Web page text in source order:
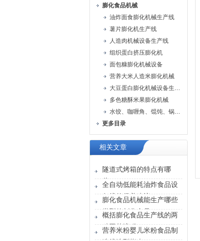
膨化食品机械
油炸面食膨化机械生产线
薯片膨化机生产线
人造肉机械设备生产线
组织蛋白挤压膨化机
面包糠膨化机械设备
营养大米人造米膨化机械
大豆蛋白膨化机械设备生产线
多色糖酥米果膨化机械
水饺、咖喱角、馄饨、锅贴机
更多目录
相关文章
隧道式烤箱的特点有哪
些？
全自动低能耗油炸食品设
备线的保养建议
膨化食品机械能生产哪些
类型的彭化食品？
概括膨化食品生产线的两
种工艺流程
营养米粉婴儿米粉食品制